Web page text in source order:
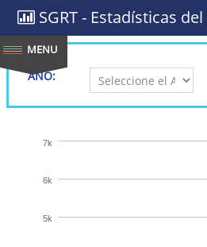
SGRT - Estadísticas
AÑO:
5k
6k
7k